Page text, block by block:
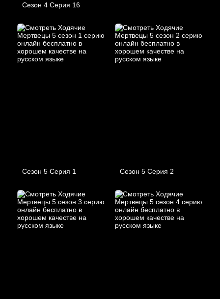
Сезон 4 Серия 16
Сезон 5 Серия 1 Сезон 5 Серия 2